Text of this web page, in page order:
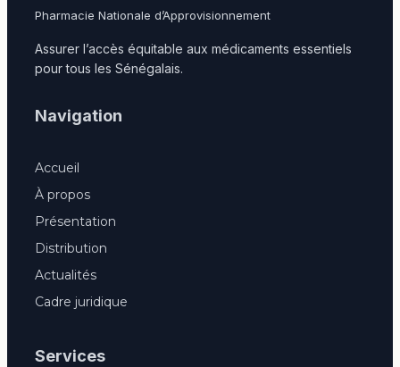
Pharmacie Nationale d’Approvisionnement
Assurer l’accès équitable aux médicaments essentiels
pour tous les Sénégalais.
Navigation
Accueil
À propos
Présentation
Distribution
Actualités
Cadre juridique
Services